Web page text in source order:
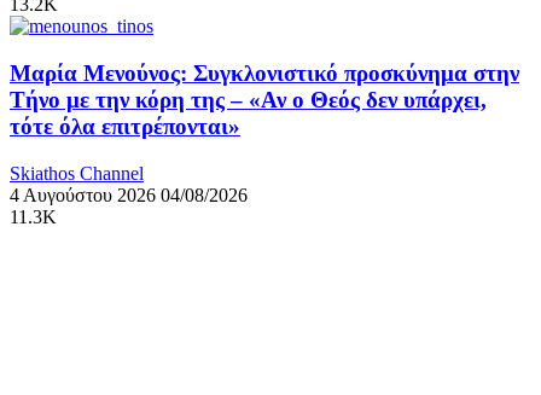
13.2K
Μαρία Μενούνος: Συγκλονιστικό προσκύνημα στην
Τήνο με την κόρη της – «Αν ο Θεός δεν υπάρχει,
τότε όλα επιτρέπονται»
Skiathos Channel
4 Αυγούστου 2026 04/08/2026
11.3K